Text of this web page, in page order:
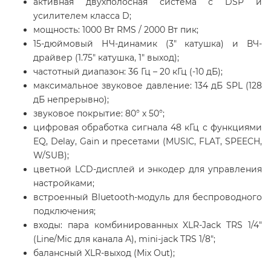
усилителем класса D;
мощность: 1000 Вт RMS / 2000 Вт пик;
15-дюймовый НЧ-динамик (3" катушка) и ВЧ-
драйвер (1.75" катушка, 1" выход);
частотный диапазон: 36 Гц – 20 кГц (-10 дБ);
максимальное звуковое давление: 134 дБ SPL (128
дБ непрерывно);
звуковое покрытие: 80° х 50°;
цифровая обработка сигнала 48 кГц с функциями
EQ, Delay, Gain и пресетами (MUSIC, FLAT, SPEECH,
W/SUB);
цветной LCD-дисплей и энкодер для управления
настройками;
встроенный Bluetooth-модуль для беспроводного
подключения;
входы: пара комбинированных XLR-Jack TRS 1/4"
(Line/Mic для канала А), mini-jack TRS 1/8";
балансный XLR-выход (Mix Out);